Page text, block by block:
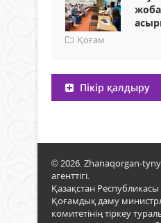
Қоғам
Пікір қалдыру
© 2026. Zhanaqorgan-
агенттігі.
Қазақстан
Қоғамдық даму
комитетінің тіркеу